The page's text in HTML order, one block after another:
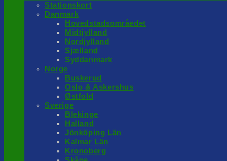
Stationskort
Danmark
Hovedstadsområedet
Midtjylland
Nordjylland
Sjælland
Syddanmark
Norge
Buskerud
Oslo & Askershus
Østfold
Sverige
Blekinge
Halland
Jönköping Län
Kalmar Län
Kronoberg